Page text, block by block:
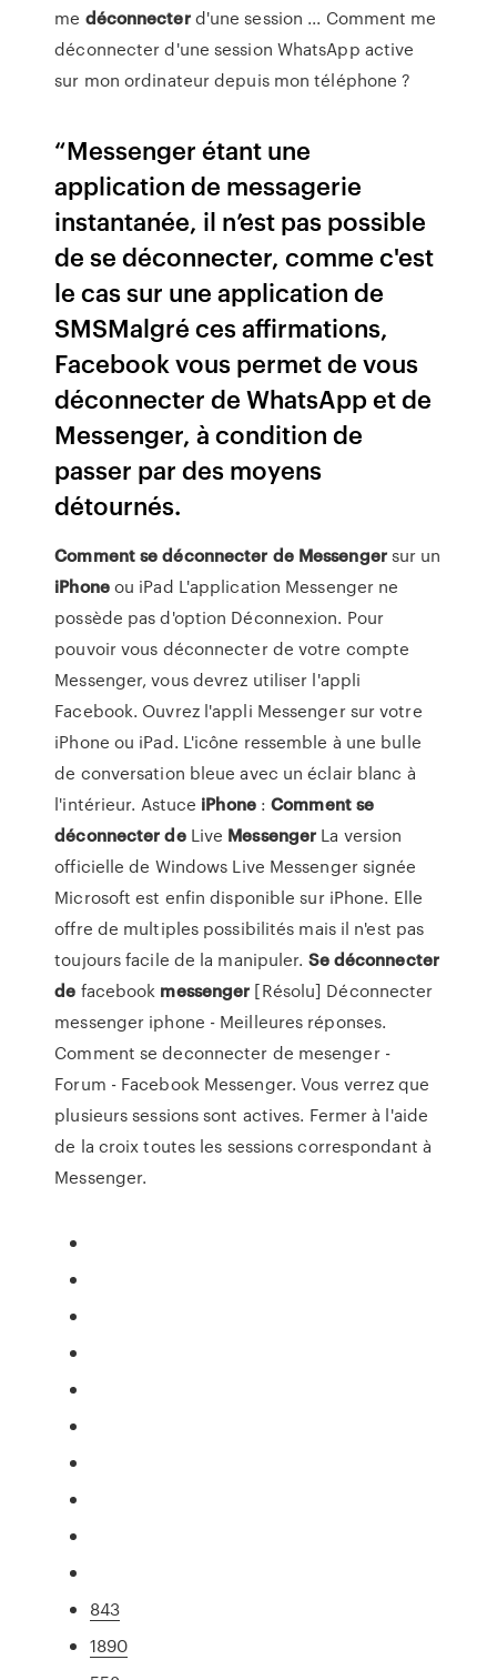
me déconnecterd'une session ... Comment me
déconnecter d'une session WhatsApp active
sur mon ordinateur depuis mon téléphone ?
“Messenger étant une
application de messagerie
instantanée, il n’est pas possible
de se déconnecter, comme c'est
le cas sur une application de
SMSMalgré ces affirmations,
Facebook vous permet de vous
déconnecter de WhatsApp et de
Messenger, à condition de
passer par des moyens
détournés.
Commentse déconnecter de Messengersur un
iPhoneou iPad L'application Messenger ne
possède pas d'option Déconnexion. Pour
pouvoir vous déconnecter de votre compte
Messenger, vous devrez utiliser l'appli
Facebook. Ouvrez l'appli Messenger sur votre
iPhone ou iPad. L'icône ressemble à une bulle
de conversation bleue avec un éclair blanc à
l'intérieur. Astuce iPhone:Commentse
déconnecter deLive Messenger La version
officielle de Windows Live Messenger signée
Microsoft est enfin disponible sur iPhone. Elle
offre de multiples possibilités mais il n'est pas
toujours facile de la manipuler. Se déconnecter
de facebook messenger [Résolu] Déconnecter
messenger iphone - Meilleures réponses.
Comment se deconnecter de mesenger -
Forum - Facebook Messenger. Vous verrez que
plusieurs sessions sont actives. Fermer à l'aide
de la croix toutes les sessions correspondant à
Messenger.
843
1890